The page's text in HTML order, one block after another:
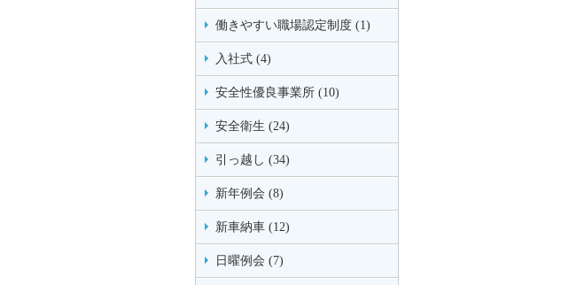
働きやすい職場認定制度 (1)
入社式 (4)
安全性優良事業所 (10)
安全衛生 (24)
引っ越し (34)
新年例会 (8)
新車納車 (12)
日曜例会 (7)